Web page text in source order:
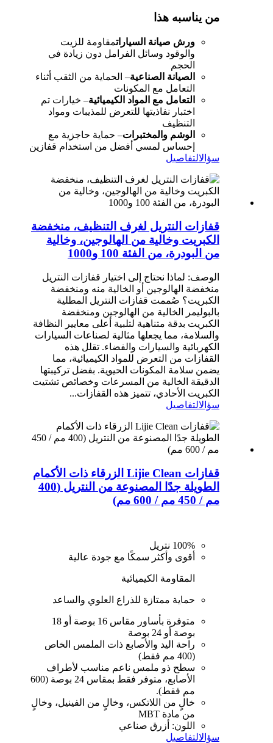
من يناسبه هذا
ورش صيانة السياراتمقاومة للزيت
والوقود وسائل الفرامل دون زيادة في
الحجم
الصيانة الصناعية– الحماية من الثقب أثناء
التعامل مع المكونات
التعامل مع المواد الكيميائية– خيارات تم
اختبار نفاذيتها للتعرض للمذيبات ومواد
التنظيف
الوشم والمختبرات– حماية حاجزية مع
إحساس لمسي أفضل من استخدام قفازين
سؤالالتفاصيل
قفازات النتريل لغرف التنظيف، منخفضة
الكبريت وخالية من الهالوجين، وخالية
من البودرة، من الفئة 100 و1000
الوصف: لماذا نحتاج إلى اختيار قفازات النتريل
منخفضة الهالوجين أو الخالية منه ومنخفضة
الكبريت؟ صُممت قفازات النتريل المطلية
بالبوليمر الخالية من الهالوجين ومنخفضة
الكبريت بدقة متناهية لتلبية أعلى معايير النظافة
والسلامة، مما يجعلها مثالية لصناعات السيارات
الكهربائية والسيارات والفضاء. تقلل هذه
القفازات من التعرض للمواد الكيميائية، مما
يضمن سلامة المكونات الحيوية. بفضل تركيبتها
الدقيقة الخالية من المسرعات وخصائص تشتيت
الكبريت الأحادي، تتميز هذه القفازات...
سؤالالتفاصيل
قفازات Lijie Clean الزرقاء ذات الأكمام
الطويلة جدًا المصنوعة من النتريل (400
مم / 450 مم / 600 مم)
100% نتريل
أقوى وأكثر سمكًا مع جودة عالية
المقاومة الكيميائية
حماية ممتازة للذراع العلوي والساعد
متوفرة بأساور مقاس 16 بوصة أو 18
بوصة أو 24 بوصة
راحة اليد والأصابع ذات الملمس الخاص
(400 مم فقط)
سطح ذو ملمس ناعم مناسب لأطراف
الأصابع، متوفر فقط بمقاس 24 بوصة (600
مم فقط).
خالٍ من اللاتكس، وخالٍ من الفينيل، وخالٍ
من مادة MBT
اللون: أزرق صناعي
سؤالالتفاصيل